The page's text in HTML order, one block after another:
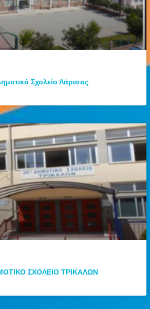
Σχολείο Λάρισας
ΣΧΟΛΕΙΟ ΤΡΙΚΑΛΩΝ